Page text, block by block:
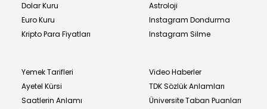
Dolar Kuru
Euro Kuru
Kripto Para Fiyatları
Astroloji
Instagram Dondurma
Instagram Silme
Yemek Tarifleri
Ayetel Kürsi
Saatlerin Anlamı
Video Haberler
TDK Sözlük Anlamları
Üniversite Taban Puanları